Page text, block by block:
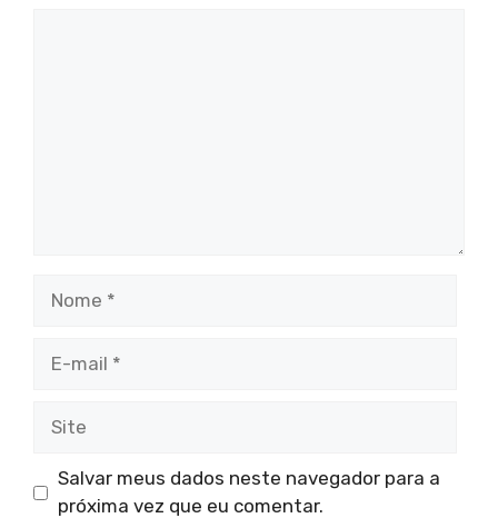
Salvar meus dados neste navegador para a
próxima vez que eu comentar.